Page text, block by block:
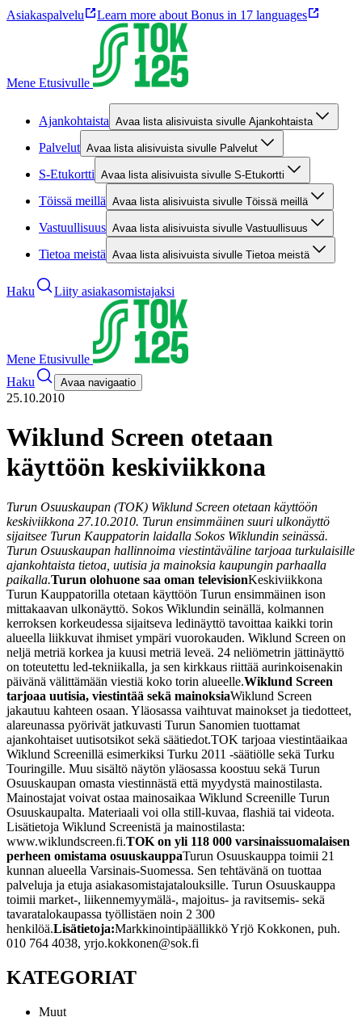
Asiakaspalvelu Learn more about Bonus in 17 languages
Mene Etusivulle
Ajankohtaista Avaa lista alisivuista sivulle Ajankohtaista
Palvelut Avaa lista alisivuista sivulle Palvelut
S-Etukortti Avaa lista alisivuista sivulle S-Etukortti
Töissä meillä Avaa lista alisivuista sivulle Töissä meillä
Vastuullisuus Avaa lista alisivuista sivulle Vastuullisuus
Tietoa meistä Avaa lista alisivuista sivulle Tietoa meistä
Haku Liity asiakasomistajaksi
Mene Etusivulle
Haku
Avaa navigaatio
25.10.2010
Wiklund Screen otetaan
käyttöön keskiviikkona
Turun Osuuskaupan (TOK) Wiklund Screen otetaan käyttöön
keskiviikkona 27.10.2010. Turun ensimmäinen suuri ulkonäyttö
sijaitsee Turun Kauppatorin laidalla Sokos Wiklundin seinässä.
Turun Osuuskaupan hallinnoima viestintäväline tarjoaa turkulaisille
ajankohtaista tietoa, uutisia ja mainoksia kaupungin parhaalla
paikalla.Turun olohuone saa oman televisionKeskiviikkona
Turun Kauppatorilla otetaan käyttöön Turun ensimmäinen ison
mittakaavan ulkonäyttö. Sokos Wiklundin seinällä, kolmannen
kerroksen korkeudessa sijaitseva ledinäyttö tavoittaa kaikki torin
alueella liikkuvat ihmiset ympäri vuorokauden. Wiklund Screen on
neljä metriä korkea ja kuusi metriä leveä. 24 neliömetrin jättinäyttö
on toteutettu led-tekniikalla, ja sen kirkkaus riittää aurinkoisenakin
päivänä välittämään viestiä koko torin alueelle.Wiklund Screen
tarjoaa uutisia, viestintää sekä mainoksiaWiklund Screen
jakautuu kahteen osaan. Yläosassa vaihtuvat mainokset ja tiedotteet,
alareunassa pyörivät jatkuvasti Turun Sanomien tuottamat
ajankohtaiset uutisotsikot sekä säätiedot.TOK tarjoaa viestintäaikaa
Wiklund Screenillä esimerkiksi Turku 2011 -säätiölle sekä Turku
Touringille. Muu sisältö näytön yläosassa koostuu sekä Turun
Osuuskaupan omasta viestinnästä että myydystä mainostilasta.
Mainostajat voivat ostaa mainosaikaa Wiklund Screenille Turun
Osuuskaupalta. Materiaali voi olla still-kuvaa, flashiä tai videota.
Lisätietoja Wiklund Screenistä ja mainostilasta:
www.wiklundscreen.fi.TOK on yli 118 000 varsinaissuomalaisen
perheen omistama osuuskauppaTurun Osuuskauppa toimii 21
kunnan alueella Varsinais-Suomessa. Sen tehtävänä on tuottaa
palveluja ja etuja asiakasomistajatalouksille. Turun Osuuskauppa
toimii market-, liikennemyymälä-, majoitus- ja ravitsemis- sekä
tavaratalokaupassa työllistäen noin 2 300
henkilöä.Lisätietoja:Markkinointipäällikkö Yrjö Kokkonen, puh.
010 764 4038, yrjo.kokkonen@sok.fi
KATEGORIAT
Muut